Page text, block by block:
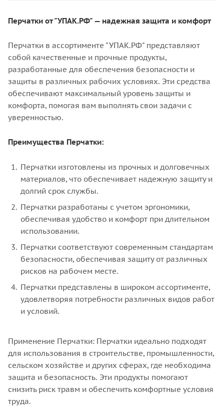
Перчатки от "УПАК.РФ" — надежная защита и комфорт
Перчатки в ассортименте "УПАК.РФ" представляют
собой качественные и прочные продукты,
разработанные для обеспечения безопасности и
защиты в различных рабочих условиях. Эти средства
обеспечивают максимальный уровень защиты и
комфорта, помогая вам выполнять свои задачи с
уверенностью.
Преимущества Перчатки:
Перчатки изготовлены из прочных и долговечных
материалов, что обеспечивает надежную защиту и
долгий срок службы.
Перчатки разработаны с учетом эргономики,
обеспечивая удобство и комфорт при длительном
использовании.
Перчатки соответствуют современным стандартам
безопасности, обеспечивая защиту от различных
рисков на рабочем месте.
Перчатки представлены в широком ассортименте,
удовлетворяя потребности различных видов работ
и условий.
Применение Перчатки: Перчатки идеально подходят
для использования в строительстве, промышленности,
сельском хозяйстве и других сферах, где необходима
защита и безопасность. Эти продукты помогают
снизить риск травм и обеспечить комфортные условия
труда.